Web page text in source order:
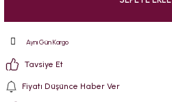
Aynı Gün Kargo
Tavsiye Et
Fiyatı Düşünce Haber Ver